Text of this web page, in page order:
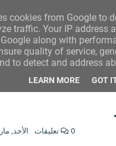
وكالة
الأحد, مارس 0 تعليقات
cookies from Google to
traffic. Your IP address
along with
quality of service,
to detect and address
LEARN MORE GOT